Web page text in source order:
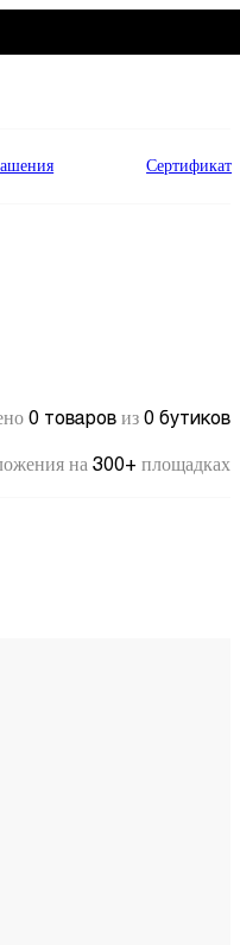
Сертификат
0 товаров из 0 бутиков
на 300+ площадках